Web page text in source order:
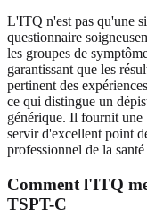
L'ITQ n'est pas qu'une
questionnaire
les groupes de
garantissant que les
pertinent des
ce qui distingue un
générique. Il fournit
servir d'excellent point
professionnel de la
Comment l'ITQ
TSPT-C